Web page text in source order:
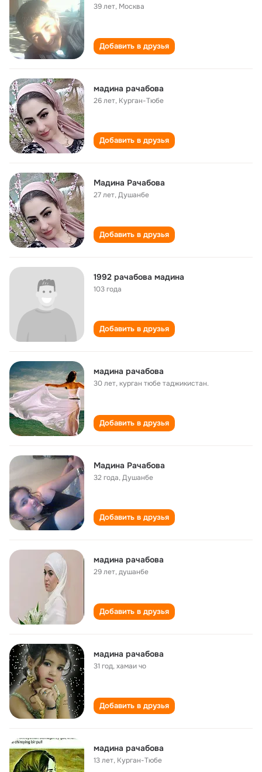
39 лет, Москва
Добавить в друзья
мадина рачабова
26 лет, Курган-Тюбе
Добавить в друзья
Мадина Рачабова
27 лет,Душанбе
Добавить в друзья
1992 рачабова мадина
103 года
Добавить в друзья
мадина рачабова
30 лет,курган тюбе таджикистан.
Добавить в друзья
Мадина Рачабова
32 года,Душанбе
Добавить в друзья
мaдинa рaчaбовa
29 лет,душaнбe
Добавить в друзья
мадина рачабова
31 год,хамаи чо
Добавить в друзья
мадина рачабова
13 лет, Курган-Тюбе